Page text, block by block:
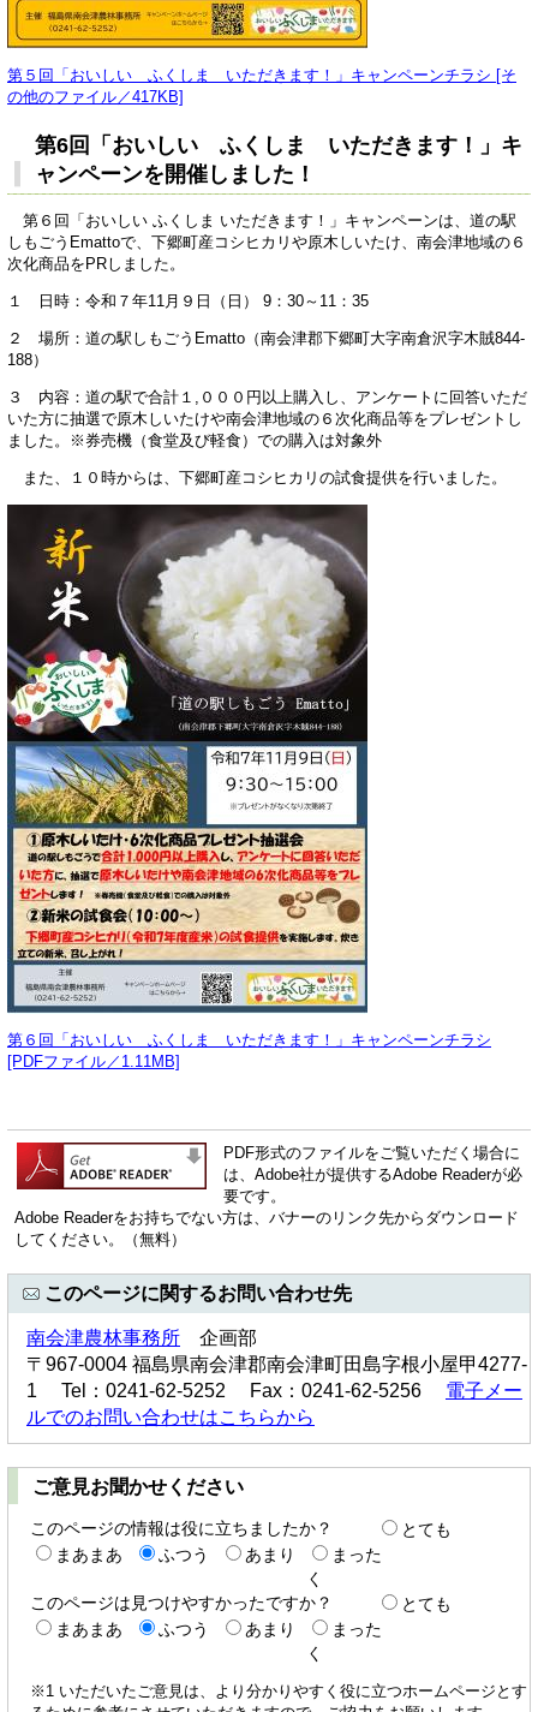
第５回「おいしい ふくしま いただきます！」キャンペーンチラシ [そ
の他のファイル／417KB]
第6回「おいしい ふくしま いただきます！」キ
ャンペーンを開催しました！
第６回「おいしい ふくしま いただきます！」キャンペーンは、道の駅
しもごうEmattoで、下郷町産コシヒカリや原木しいたけ、南会津地域の６
次化商品をPRしました。
１ 日時：令和７年11月９日（日） 9：30～11：35
２ 場所：道の駅しもごうEmatto（南会津郡下郷町大字南倉沢字木賊844-
188）
３ 内容：道の駅で合計１,０００円以上購入し、アンケートに回答いただ
いた方に抽選で原木しいたけや南会津地域の６次化商品等をプレゼントし
ました。※券売機（食堂及び軽食）での購入は対象外
また、１０時からは、下郷町産コシヒカリの試食提供を行いました。
第６回「おいしい ふくしま いただきます！」キャンペーンチラシ
[PDFファイル／1.11MB]
PDF形式のファイルをご覧いただく場合に
は、Adobe社が提供するAdobe Readerが必
要です。
Adobe Readerをお持ちでない方は、バナーのリンク先からダウンロード
してください。（無料）
このページに関するお問い合わせ先
南会津農林事務所 企画部
〒967-0004 福島県南会津郡南会津町田島字根小屋甲4277-
1 Tel：0241-62-5252 Fax：0241-62-5256 電子メー
ルでのお問い合わせはこちらから
ご意見お聞かせください
このページの情報は役に立ちましたか？
とても
まあまあ
ふつう あまり
まった
く
このページは見つけやすかったですか？
とても
まあまあ
ふつう あまり
まった
く
※1 いただいたご意見は、より分かりやすく役に立つホームページとす